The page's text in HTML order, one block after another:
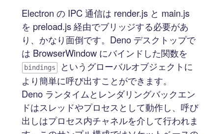
Electron の IPC 通信は render.js と main.js
を preload.js 経由でブリッジする必要があ
り、かなり面倒です。Deno デスクトップで
は BrowserWindow にバインドした関数を
bindings
というグローバルオブジェクトに
より簡単に呼び出すことができます。
Deno ランタイムとレンダリングバックエン
ドはスレッドやプロセスとして動作し、呼び
出しはプロセス内チャネルを介して行われま